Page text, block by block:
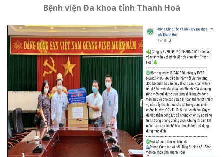
Bệnh viện Đa khoa tỉnh Thanh Hoá